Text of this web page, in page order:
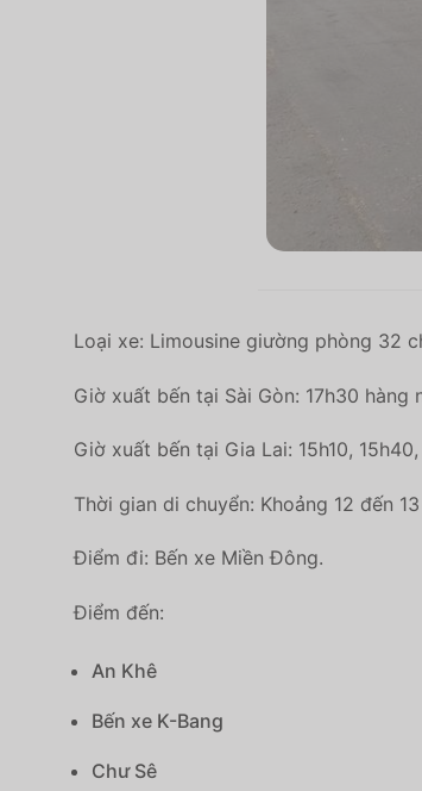
Loại xe: Limousine giường phòng 32
Giờ xuất bến tại Sài Gòn: 17h30 hàng
Giờ xuất bến tại Gia Lai: 15h10,
Thời gian di chuyển: Khoảng 12 đến
Điểm đi: Bến xe Miền Đông.
Điểm đến:
An Khê
Bến xe K-Bang
Chư Sê